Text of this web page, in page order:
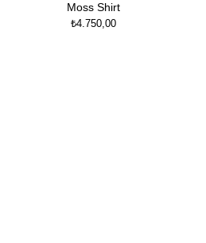
Moss Shirt
₺4.750,00